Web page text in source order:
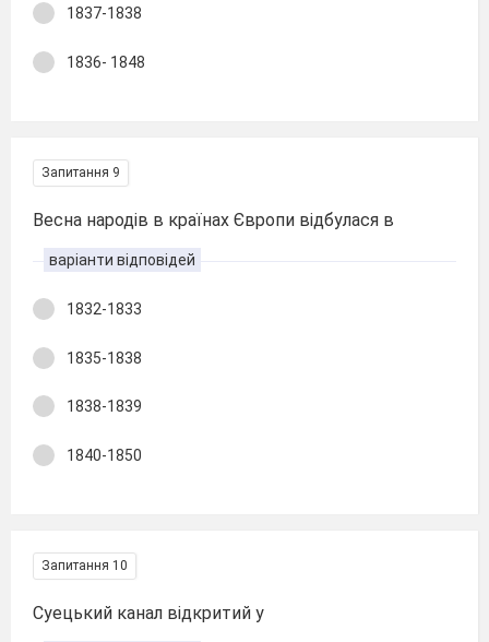
1837-1838
1836- 1848
Запитання 9
Весна народів в країнах Європи відбулася в
варіанти відповідей
1832-1833
1835-1838
1838-1839
1840-1850
Запитання 10
Суецький канал відкритий у